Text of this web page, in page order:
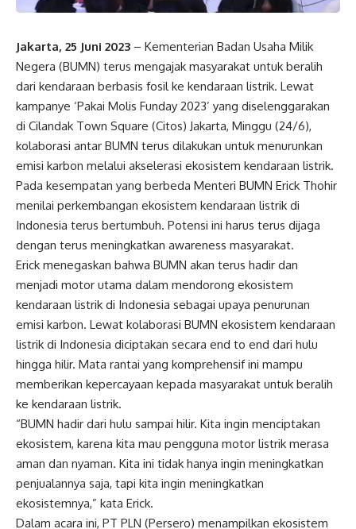
Jakarta, 25 Juni 2023 – Kementerian Badan Usaha Milik
Negera (BUMN) terus mengajak masyarakat untuk beralih
dari kendaraan berbasis fosil ke kendaraan listrik. Lewat
kampanye ‘Pakai Molis Funday 2023’ yang diselenggarakan
di Cilandak Town Square (Citos) Jakarta, Minggu (24/6),
kolaborasi antar BUMN terus dilakukan untuk menurunkan
emisi karbon melalui akselerasi ekosistem kendaraan listrik.
Pada kesempatan yang berbeda Menteri BUMN Erick Thohir
menilai perkembangan ekosistem kendaraan listrik di
Indonesia terus bertumbuh. Potensi ini harus terus dijaga
dengan terus meningkatkan awareness masyarakat.
Erick menegaskan bahwa BUMN akan terus hadir dan
menjadi motor utama dalam mendorong ekosistem
kendaraan listrik di Indonesia sebagai upaya penurunan
emisi karbon. Lewat kolaborasi BUMN ekosistem kendaraan
listrik di Indonesia diciptakan secara end to end dari hulu
hingga hilir. Mata rantai yang komprehensif ini mampu
memberikan kepercayaan kepada masyarakat untuk beralih
ke kendaraan listrik.
“BUMN hadir dari hulu sampai hilir. Kita ingin menciptakan
ekosistem, karena kita mau pengguna motor listrik merasa
aman dan nyaman. Kita ini tidak hanya ingin meningkatkan
penjualannya saja, tapi kita ingin meningkatkan
ekosistemnya,” kata Erick.
Dalam acara ini, PT PLN (Persero) menampilkan ekosistem